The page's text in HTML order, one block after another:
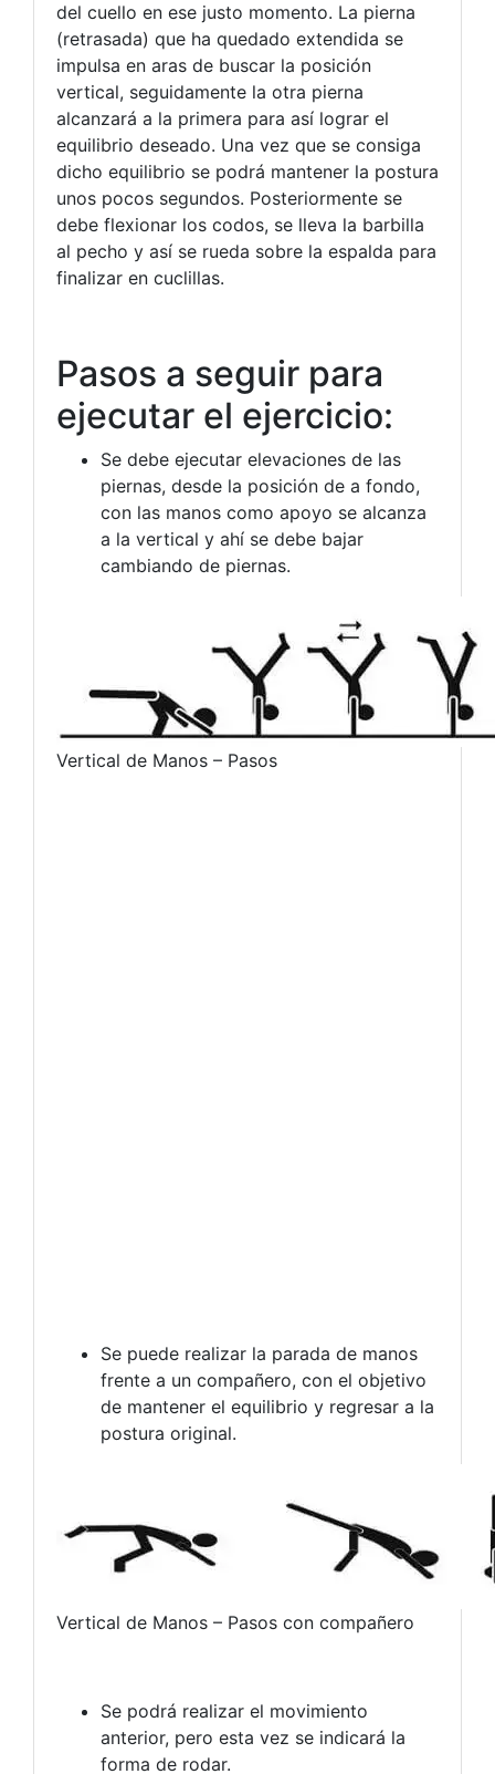
del cuello en ese justo momento. La pierna
(retrasada) que ha quedado extendida se
impulsa en aras de buscar la posición
vertical, seguidamente la otra pierna
alcanzará a la primera para así lograr el
equilibrio deseado. Una vez que se consiga
dicho equilibrio se podrá mantener la postura
unos pocos segundos. Posteriormente se
debe flexionar los codos, se lleva la barbilla
al pecho y así se rueda sobre la espalda para
finalizar en cuclillas.
Pasos a seguir para
ejecutar el ejercicio:
Se debe ejecutar elevaciones de las
piernas, desde la posición de a fondo,
con las manos como apoyo se alcanza
a la vertical y ahí se debe bajar
cambiando de piernas.
Vertical de Manos – Pasos
Se puede realizar la parada de manos
frente a un compañero, con el objetivo
de mantener el equilibrio y regresar a la
postura original.
Vertical de Manos – Pasos con compañero
Se podrá realizar el movimiento
anterior, pero esta vez se indicará la
forma de rodar.